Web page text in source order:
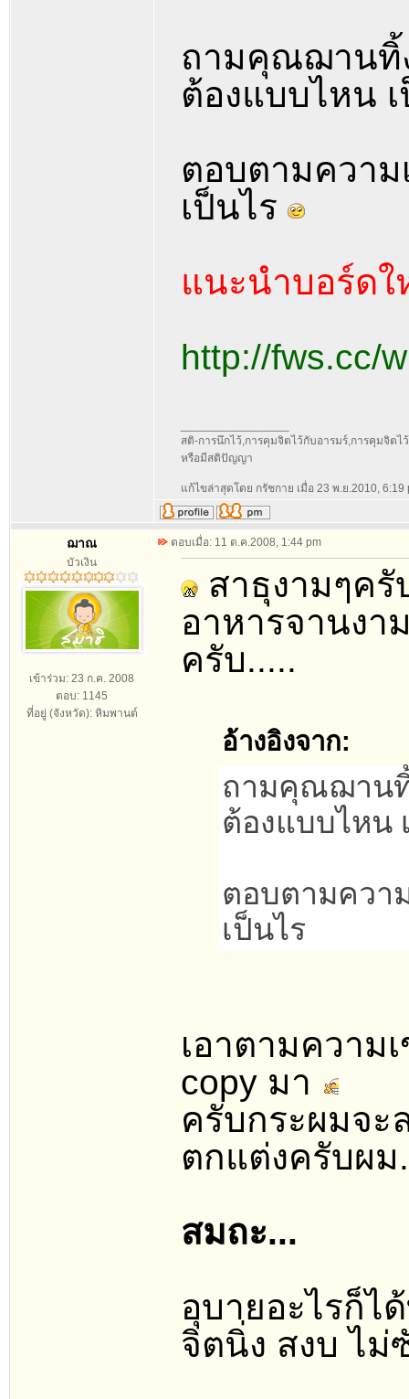
ถามคุณฌานทิ้
ต้องแบบไหน
ตอบตามความ
เป็นไร
แนะนำบอร์ดใ
http://fws.cc/
สติ-การนึกไว้,การคุมจิตไว้กับอารมร์,การคุมจิต
หรือมีสติปัญญา
แก้ไขล่าสุดโดย กรัชกาย เมื่อ 23 พ.ย.2010, 6:19
ฌาณ
บัวเงิน
เข้าร่วม: 23 ก.ค. 2008
ตอบ: 1145
ที่อยู่ (จังหวัด): หิมพานต์
ตอบเมื่อ: 11 ต.ค.2008, 1:44 pm
สาธุงามๆค
อาหารจานงา
ครับ.....
อ้างอิงจาก:
ถามคุณฌานทิ้
ต้องแบบไหน
ตอบตามควา
เป็นไร
เอาตามความ
copy มา
ครับกระผมจะ
ตกแต่งครับผ
สมถะ...
อุบายอะไรก็ไ
จิตนิ่ง สงบ ไม่